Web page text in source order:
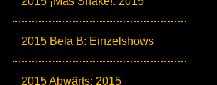
2015 Bela B: Einzelshows
2015 Abwärts: 2015